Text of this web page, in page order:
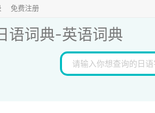
免费注册
语词典-英语词典